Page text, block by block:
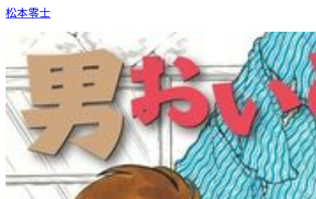
松本零士